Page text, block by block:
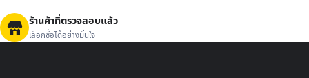
ร้านค้าที่ตรวจสอบแล้ว
เลือกซื้อได้อย่างมั่นใจ